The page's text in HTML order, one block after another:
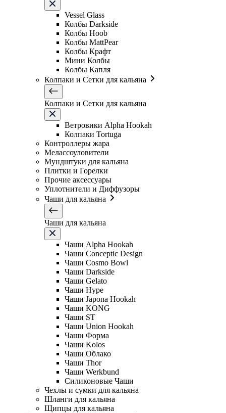
Vessel Glass
Колбы Darkside
Колбы Hoob
Колбы MattPear
Колбы Крафт
Мини Колбы
Колбы Капля
Колпаки и Сетки для кальяна
Колпаки и Сетки для кальяна
Ветровики Alpha Hookah
Колпаки Tortuga
Контроллеры жара
Мелассоуловители
Мундштуки для кальяна
Плитки и Горелки
Прочие аксессуары
Уплотнители и Диффузоры
Чаши для кальяна
Чаши для кальяна
Чаши Alpha Hookah
Чаши Conceptic Design
Чаши Cosmo Bowl
Чаши Darkside
Чаши Gelato
Чаши Hype
Чаши Japona Hookah
Чаши KONG
Чаши ST
Чаши Union Hookah
Чаши Форма
Чаши Kolos
Чаши Облако
Чаши Thor
Чаши Werkbund
Силиконовые Чаши
Чехлы и сумки для кальяна
Шланги для кальяна
Щипцы для кальяна